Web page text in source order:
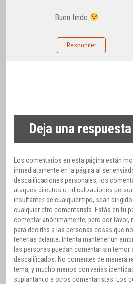
Buen finde
Responder
Deja una respuesta
Los comentarios en esta página están
inmediatamente en la página al ser
descalificaciones personales, los
ataques directos o ridiculizaciones
insultantes de cualquier tipo, sean
cualquier otro comentarista. Estás en tu
comentar anónimamente, pero por favor,
para decirles a las personas cosas que
tenerlas delante. Intenta mantener un
las personas puedan comentar sin temor
descalificados. No comentes de manera
tema, y mucho menos con varias
suplantando a otros comentaristas. Los